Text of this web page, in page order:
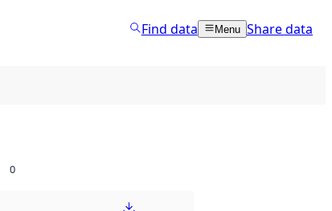
Find data Menu Share data
0